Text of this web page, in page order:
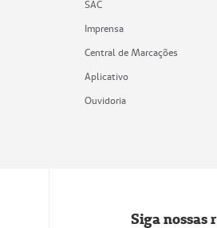
SAC
Imprensa
Central de Marcações
Aplicativo
Ouvidoria
Siga nossas